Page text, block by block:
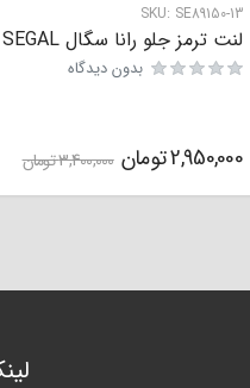
SKU: SE89150-13
لنت ترمز جلو رانا سگال SEGAL
بدون دیدگاه
2,950,000تومان 3,400,000تومان